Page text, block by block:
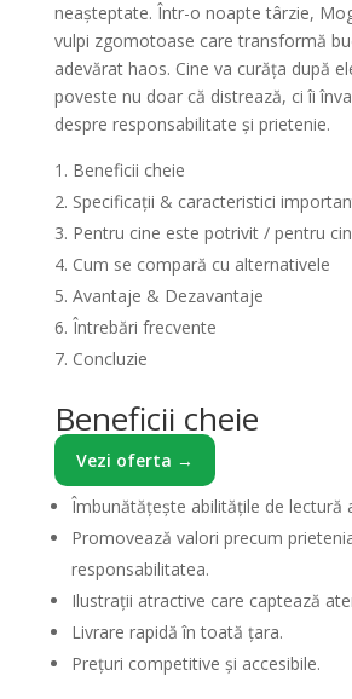
neașteptate. Într-o noapte târzie,
vulpi zgomotoase care transformă
adevărat haos. Cine va curăța după
poveste nu doar că distrează, ci îi
despre responsabilitate și prietenie.
Beneficii cheie
Specificații & caracteristici
Pentru cine este potrivit / pentru
Cum se compară cu alternativele
Avantaje & Dezavantaje
Întrebări frecvente
Concluzie
Beneficii cheie
Vezi oferta →
Îmbunătățește abilitățile de lectură
Promovează valori precum
responsabilitatea.
Ilustrații atractive care captează
Livrare rapidă în toată țara.
Prețuri competitive și accesibile.